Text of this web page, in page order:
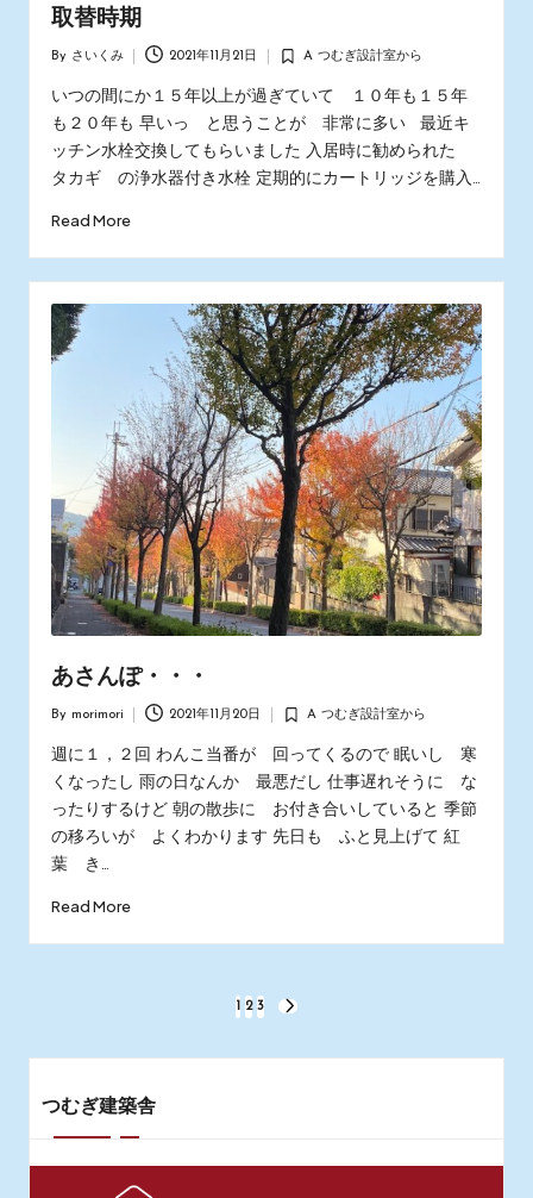
取替時期
by
By さいくみ 2021年11月21日
Posted
in
A つむぎ設計室から
いつの間にか１５年以上が過ぎていて １０年も１５年
も２０年も 早いっ と思うことが 非常に多い 最近キ
ッチン水栓交換してもらいました 入居時に勧められた
タカギ の浄水器付き水栓 定期的にカートリッジを購入…
Read More
あさんぽ・・・
Posted
by
By morimori 2021年11月20日
Posted
in
A つむぎ設計室から
週に１，２回 わんこ当番が 回ってくるので 眠いし 寒
くなったし 雨の日なんか 最悪だし 仕事遅れそうに な
ったりするけど 朝の散歩に お付き合いしていると 季節
の移ろいが よくわかります 先日も ふと見上げて 紅
葉 き…
Read More
稿
の
ペ
ー
2 3
つむぎ建築舎